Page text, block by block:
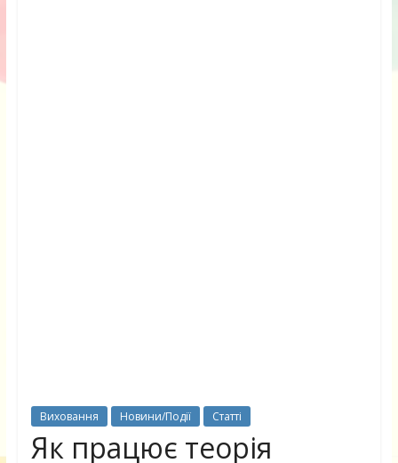
Виховання Новини/Події Статті
Як працює теорія